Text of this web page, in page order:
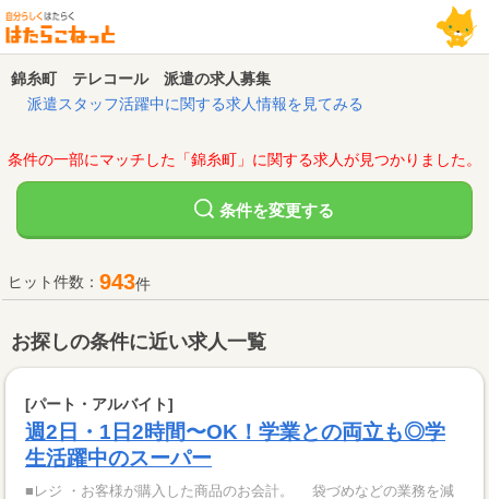
錦糸町 テレコール 派遣の求人募集
派遣スタッフ活躍中に関する求人情報を見てみる
条件の一部にマッチした「錦糸町」に関する求人が見つかりました。
条件を変更する
ヒット件数： 943件
お探しの条件に近い求人一覧
[パート・アルバイト]
週2日・1日2時間〜OK！学業との両立も◎学
生活躍中のスーパー
■レジ ・お客様が購入した商品のお会計。 袋づめなどの業務を減